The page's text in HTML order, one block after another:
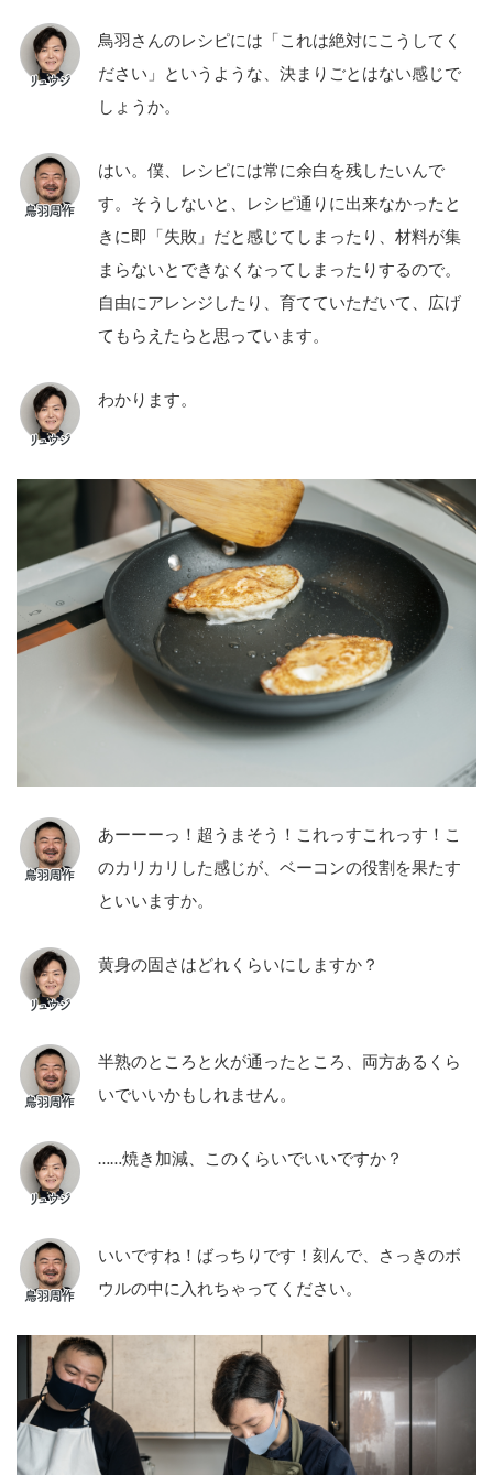
鳥羽さんのレシピには「これは絶対にこうしてく
ださい」というような、決まりごとはない感じで
しょうか。
はい。僕、レシピには常に余白を残したいんで
す。そうしないと、レシピ通りに出来なかったと
きに即「失敗」だと感じてしまったり、材料が集
まらないとできなくなってしまったりするので。
自由にアレンジしたり、育てていただいて、広げ
てもらえたらと思っています。
わかります。
あーーーっ！超うまそう！これっすこれっす！こ
のカリカリした感じが、ベーコンの役割を果たす
といいますか。
黄身の固さはどれくらいにしますか？
半熟のところと火が通ったところ、両方あるくら
いでいいかもしれません。
……焼き加減、このくらいでいいですか？
いいですね！ばっちりです！刻んで、さっきのボ
ウルの中に入れちゃってください。